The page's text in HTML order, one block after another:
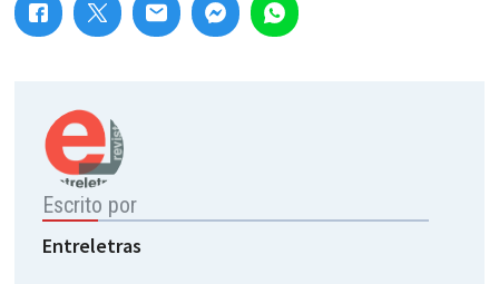
Escrito por
Entreletras